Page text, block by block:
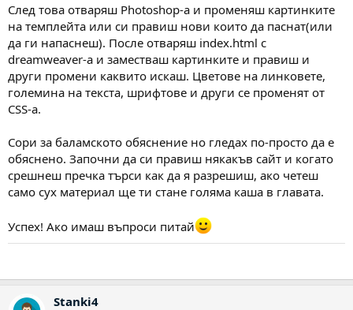
След това отваряш Photoshop-а и променяш картинките
на темплейта или си правиш нови които да паснат(или
да ги напаснеш). После отваряш index.html с
dreamweaver-а и заместваш картинките и правиш и
други промени каквито искаш. Цветове на линковете,
големина на текста, шрифтове и други се променят от
CSS-а.
Сори за баламското обяснение но гледах по-просто да е
обяснено. Започни да си правиш някакъв сайт и когато
срешнеш пречка търси как да я разрешиш, ако четеш
само сух материал ще ти стане голяма каша в главата.
Успех! Ако имаш въпроси питай
Stanki4